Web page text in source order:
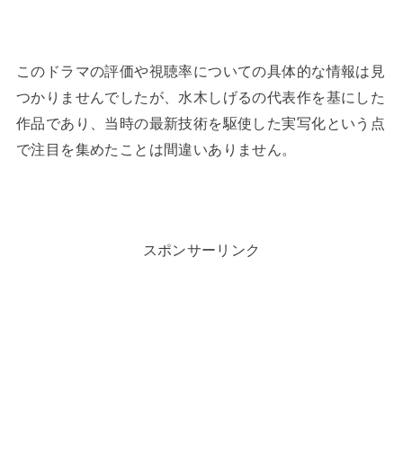
このドラマの評価や視聴率についての具体的な情報は見
つかりませんでしたが、水木しげるの代表作を基にした
作品であり、当時の最新技術を駆使した実写化という点
で注目を集めたことは間違いありません。
スポンサーリンク